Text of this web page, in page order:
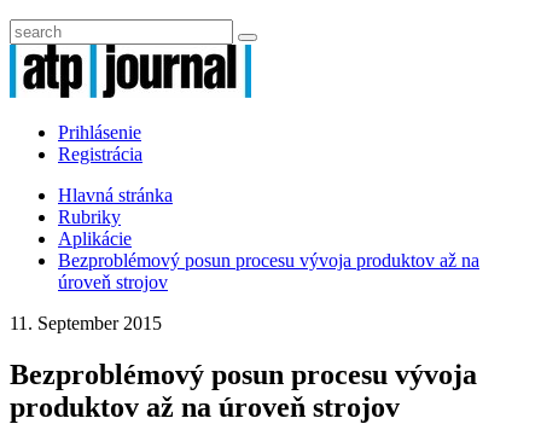
Prihlásenie
Registrácia
Hlavná stránka
Rubriky
Aplikácie
Bezproblémový posun procesu vývoja produktov až na
úroveň strojov
11. September 2015
Bezproblémový posun procesu vývoja
produktov až na úroveň strojov